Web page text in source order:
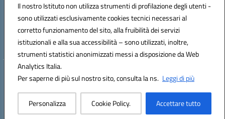
Il nostro Istituto non utilizza strumenti di profilazione degli utenti -
sono utilizzati esclusivamente cookies tecnici necessari al
corretto funzionamento del sito, alla fruibilità dei servizi
istituzionali e alla sua accessibilità – sono utilizzati, inoltre,
strumenti statistici anonimizzati messi a disposizione da Web
Analytics Italia.
Per saperne di più sul nostro sito, consulta la ns. Leggi di più
Personalizza Cookie Policy. Accettare tutto
Codice fiscale: 90043150714
Codice meccanografico:
FGPC180008
Codice Indice delle Pubbliche Amministrazioni (IPA): lzcc
Hosting & Powered by 3D Solution S.r.l.
Concept & Design by Designers Italia